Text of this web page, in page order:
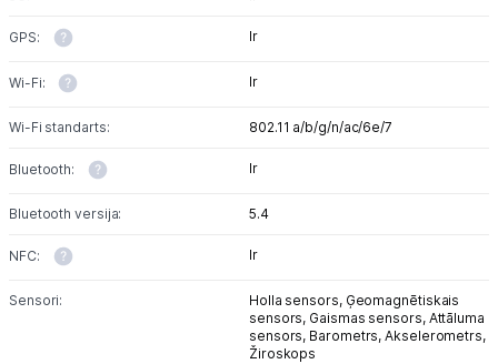
GPS: Ir
Wi-Fi: Ir
Wi-Fi standarts: 802.11 a/b/g/n/ac/6e/7
Bluetooth: Ir
Bluetooth versija: 5.4
NFC: Ir
Sensori: Holla sensors, Ģeomagnētiskais
sensors, Gaismas sensors, Attāluma
sensors, Barometrs,Akselerometrs,
Žiroskops